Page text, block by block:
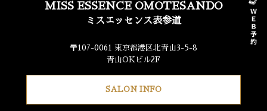
MISS ESSENCE OMOTESANDO
ミスエッセンス表参道
〒107-0061 東京都港区北青山3-5-8
青山OKビル2F
SALON INFO